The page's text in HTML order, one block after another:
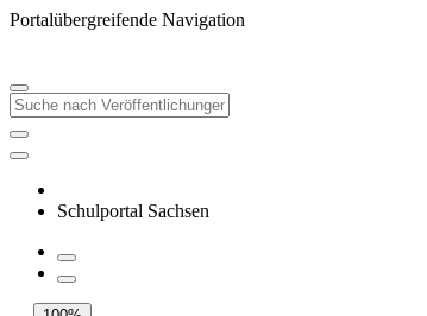
Portalübergreifende Navigation
Schulportal Sachsen